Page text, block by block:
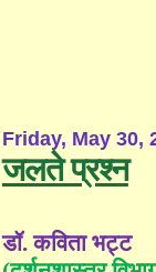
Friday, May 30,
जलते प्रश्न
डॉ.कविता भट्ट